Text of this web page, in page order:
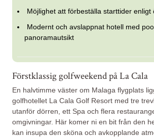
Möjlighet att förbeställa starttider enligt
Modernt och avslappnat hotell med
panoramautsikt
Förstklassig golfweekend på La Cala
En halvtimme väster om Malaga flygplats
golfhotellet La Cala Golf Resort med tre
utanför dörren, ett Spa och flera
omgivningar. Här komer ni en bit från den
kan insupa den sköna och avkopplande